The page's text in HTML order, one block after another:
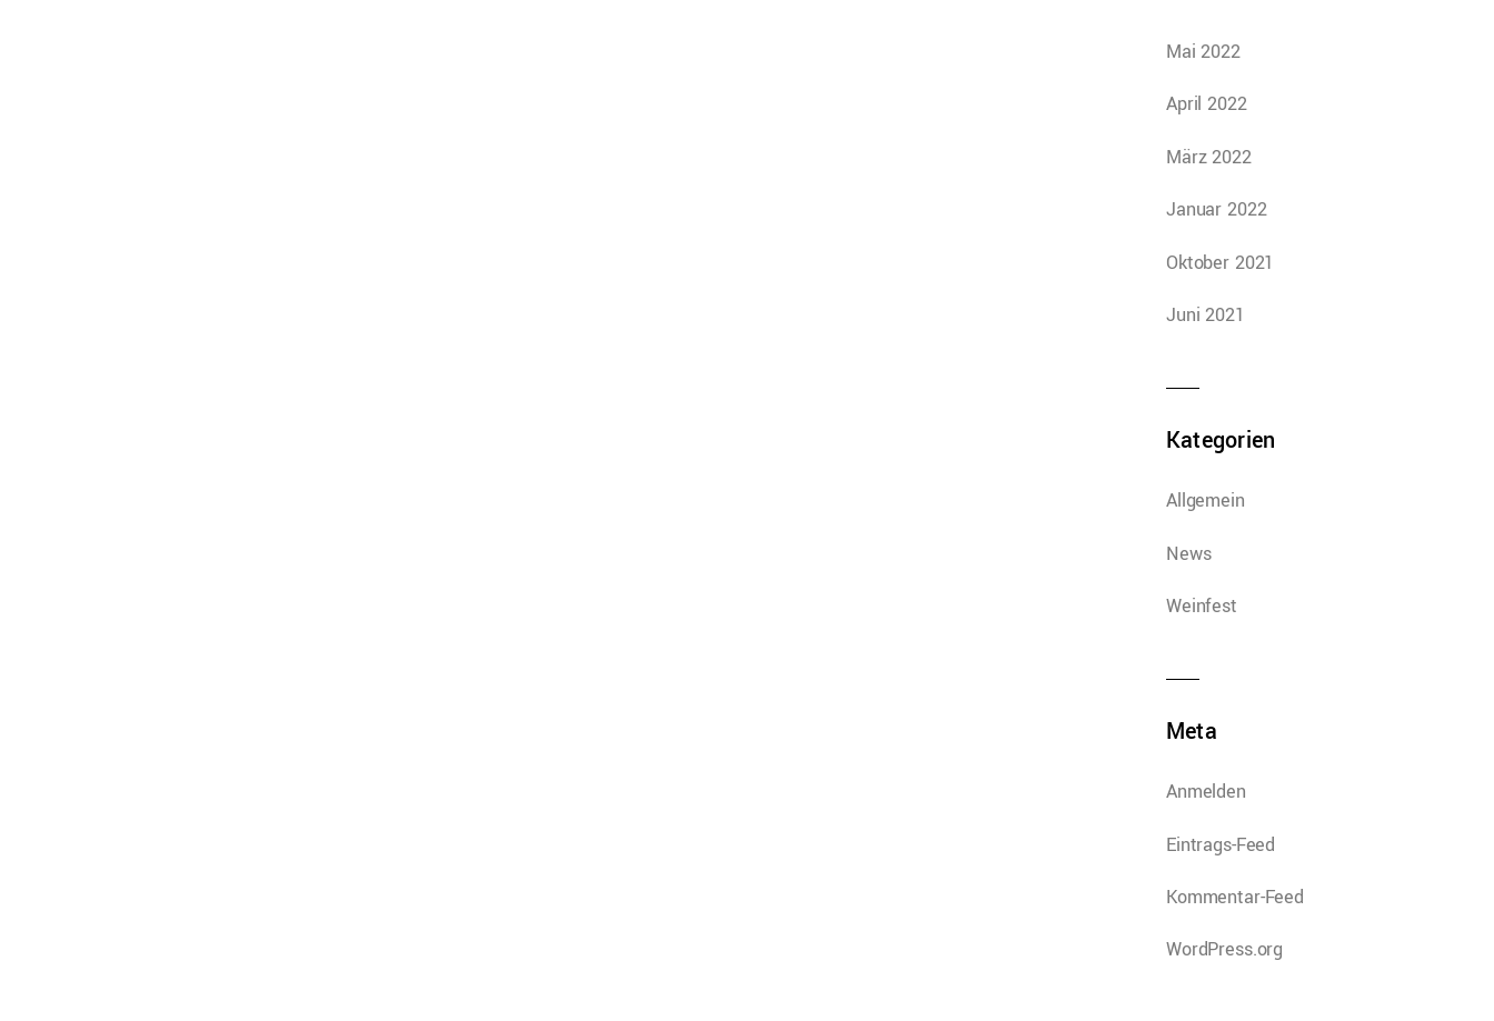
Mai 2022
April 2022
März 2022
Januar 2022
Oktober 2021
Juni 2021
Kategorien
Allgemein
News
Weinfest
Meta
Anmelden
Eintrags-Feed
Kommentar-Feed
WordPress.org